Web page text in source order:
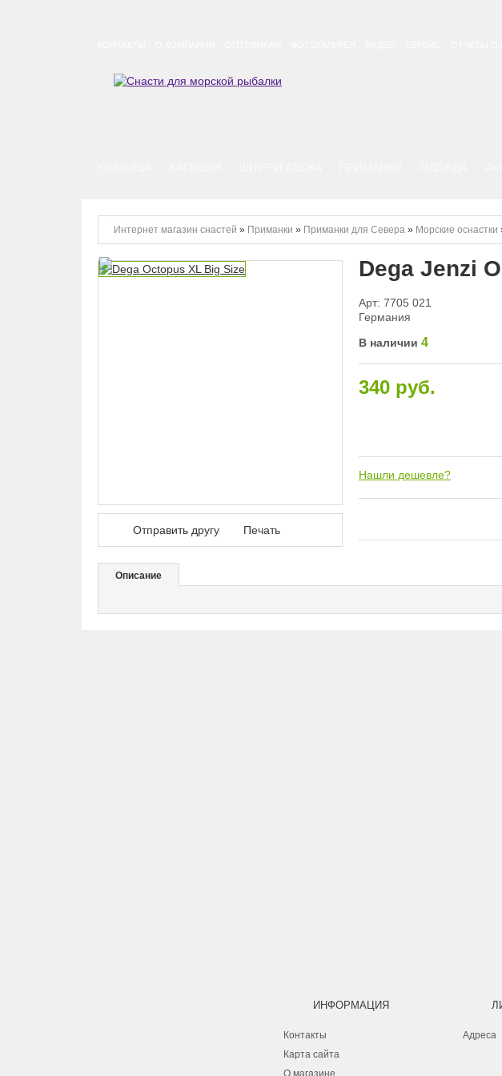
Интернет магазин снастей » Приманки » Приманки для Севера » Морские оснастки
Отправить другу Печать
Dega Jenzi
Арт: 7705 021
Германия
В наличии 4
340 руб.
Нашли дешевле?
Описание
ИНФОРМАЦИЯ
Контакты
Карта сайта
О магазине
Адреса